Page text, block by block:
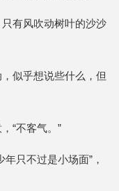
有风吹动树叶的沙沙
似乎想说些什么，但
“不客气。”
只不过是小场面”，